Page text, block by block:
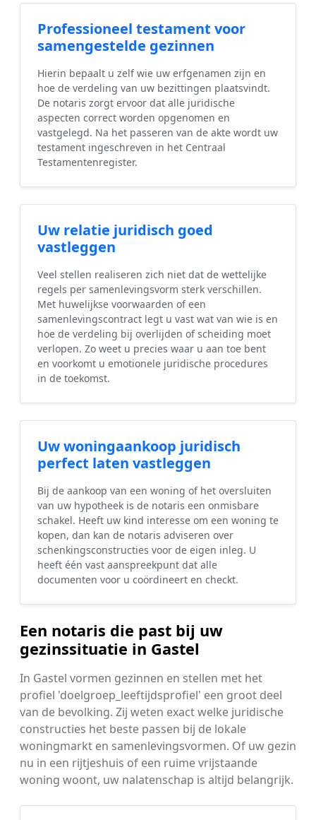
Professioneel testament voor
samengestelde gezinnen
Hierin bepaalt u zelf wie uw erfgenamen zijn en
hoe de verdeling van uw bezittingen plaatsvindt.
De notaris zorgt ervoor dat alle juridische
aspecten correct worden opgenomen en
vastgelegd. Na het passeren van de akte wordt uw
testament ingeschreven in het Centraal
Testamentenregister.
Uw relatie juridisch goed
vastleggen
Veel stellen realiseren zich niet dat de wettelijke
regels per samenlevingsvorm sterk verschillen.
Met huwelijkse voorwaarden of een
samenlevingscontract legt u vast wat van wie is en
hoe de verdeling bij overlijden of scheiding moet
verlopen. Zo weet u precies waar u aan toe bent
en voorkomt u emotionele juridische procedures
in de toekomst.
Uw woningaankoop juridisch
perfect laten vastleggen
Bij de aankoop van een woning of het oversluiten
van uw hypotheek is de notaris een onmisbare
schakel. Heeft uw kind interesse om een woning te
kopen, dan kan de notaris adviseren over
schenkingsconstructies voor de eigen inleg. U
heeft één vast aanspreekpunt dat alle
documenten voor u coördineert en checkt.
Een notaris die past bij uw
gezinssituatie in Gastel
In Gastel vormen gezinnen en stellen met het
profiel 'doelgroep_leeftijdsprofiel' een groot deel
van de bevolking. Zij weten exact welke juridische
constructies het beste passen bij de lokale
woningmarkt en samenlevingsvormen. Of uw gezin
nu in een rijtjeshuis of een ruime vrijstaande
woning woont, uw nalatenschap is altijd belangrijk.